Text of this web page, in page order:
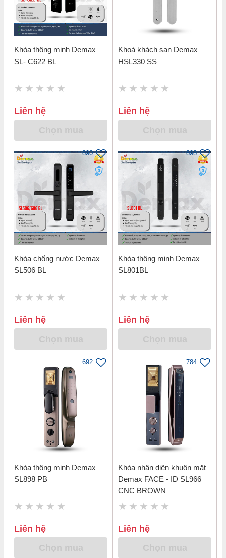
Khóa thông minh Demax
SL- C622 BL
Liên hệ
Khoá khách sạn Demax
HSL330 SS
Liên hệ
890
Khóa chống nước Demax
SL506 BL
Liên hệ
898
Khóa thông minh Demax
SL801BL
Liên hệ
692
Khóa thông minh Demax
SL898 PB
Liên hệ
784
Khóa nhận diện khuôn mặt
Demax FACE - ID SL966
CNC BROWN
Liên hệ